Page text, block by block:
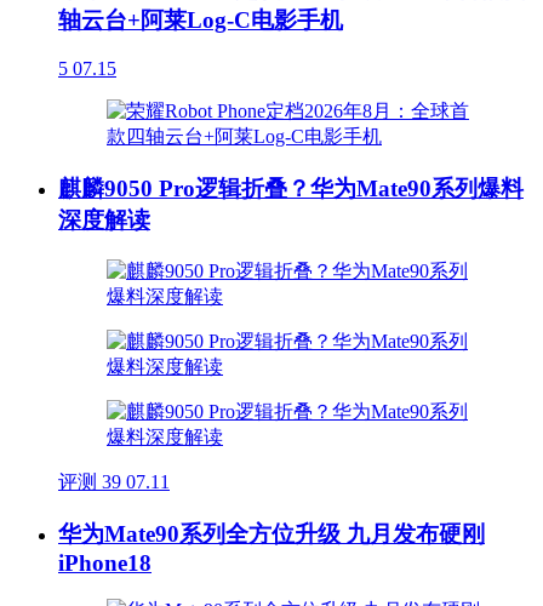
轴云台+阿莱Log-C电影手机
5 07.15
麒麟9050 Pro逻辑折叠？华为Mate90系列爆料
深度解读
评测 39 07.11
华为Mate90系列全方位升级 九月发布硬刚
iPhone18